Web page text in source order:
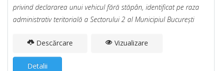
privind declararea unui vehicul fără stăpân, identificat pe raza
administrativ teritorială a Sectorului 2 al Municipiul Bucureşti
Descărcare Vizualizare
Detalii